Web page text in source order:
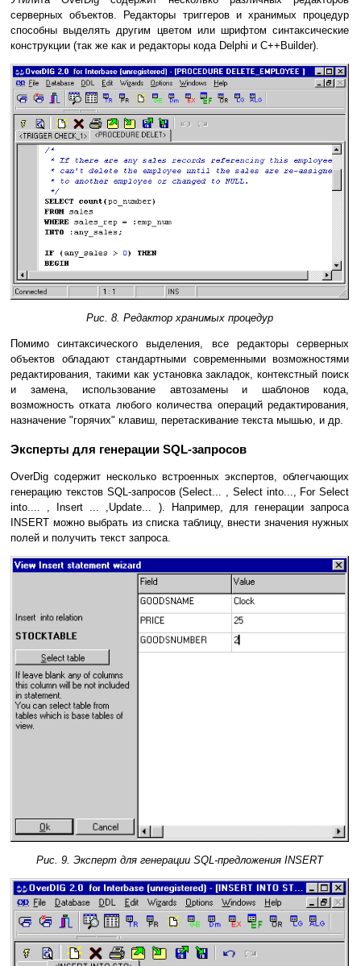
серверных объектов. Редакторы триггеров и хранимых процедур
способны выделять другим цветом или шрифтом синтаксические
конструкции (так же как и редакторы кода Delphi и C++Builder).
Рис. 8. Редактор хранимых процедур
Помимо синтаксического выделения, все редакторы серверных
объектов обладают стандартными современными возможностями
редактирования, такими как установка закладок, контекстный поиск
и замена, использование автозамены и шаблонов кода,
возможность отката любого количества операций редактирования,
назначение "горячих" клавиш, перетаскивание текста мышью, и др.
Эксперты для генерации SQL-запросов
OverDig содержит несколько встроенных экспертов, облегчающих
генерацию текстов SQL-запросов (Select... , Select into..., For Select
into.... , Insert ... ,Update... ). Например, для генерации запроса
INSERT можно выбрать из списка таблицу, внести значения нужных
полей и получить текст запроса.
Рис. 9. Эксперт для генерации SQL-предложения INSERT